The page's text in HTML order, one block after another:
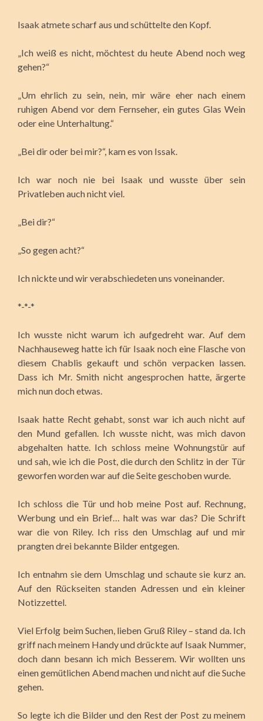
Isaak atmete scharf aus und schüttelte den Kopf.
„Ich weiß es nicht, möchtest du heute Abend noch weg
gehen?“
„Um ehrlich zu sein, nein, mir wäre eher nach einem
ruhigen Abend vor dem Fernseher, ein gutes Glas Wein
oder eine Unterhaltung.“
„Bei dir oder bei mir?“, kam es von Issak.
Ich war noch nie bei Isaak und wusste über sein
Privatleben auch nicht viel.
„Bei dir?“
„So gegen acht?“
Ich nickte und wir verabschiedeten uns voneinander.
*-*-*
Ich wusste nicht warum ich aufgedreht war. Auf dem
Nachhauseweg hatte ich für Isaak noch eine Flasche von
diesem Chablis gekauft und schön verpacken lassen.
Dass ich Mr. Smith nicht angesprochen hatte, ärgerte
mich nun doch etwas.
Isaak hatte Recht gehabt, sonst war ich auch nicht auf
den Mund gefallen. Ich wusste nicht, was mich davon
abgehalten hatte. Ich schloss meine Wohnungstür auf
und sah, wie ich die Post, die durch den Schlitz in der Tür
geworfen worden war auf die Seite geschoben wurde.
Ich schloss die Tür und hob meine Post auf. Rechnung,
Werbung und ein Brief… halt was war das? Die Schrift
war die von Riley. Ich riss den Umschlag auf und mir
prangten drei bekannte Bilder entgegen.
Ich entnahm sie dem Umschlag und schaute sie kurz an.
Auf den Rückseiten standen Adressen und ein kleiner
Notizzettel.
Viel Erfolg beim Suchen, lieben Gruß Riley – stand da. Ich
griff nach meinem Handy und drückte auf Isaak Nummer,
doch dann besann ich mich Besserem. Wir wollten uns
einen gemütlichen Abend machen und nicht auf die Suche
gehen.
So legte ich die Bilder und den Rest der Post zu meinem